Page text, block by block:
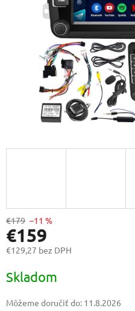
€179 –11 %
€159
€129,27 bez DPH
cena:
Skladom
Môžeme doručiť do: 11.8.2026